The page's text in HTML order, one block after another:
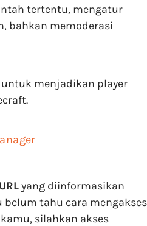
tertentu, mengatur
bahkan memoderasi
menjadikan player
URLyang diinformasikan
belum tahu cara mengakses
silahkan akses